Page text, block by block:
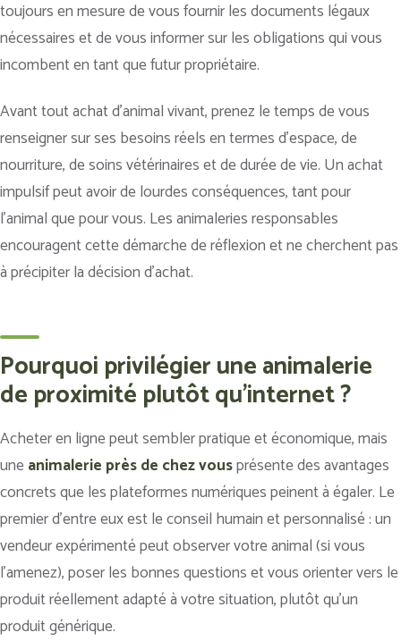
toujours en mesure de vous fournir les documents légaux
nécessaires et de vous informer sur les obligations qui vous
incombent en tant que futur propriétaire.
Avant tout achat d’animal vivant, prenez le temps de vous
renseigner sur ses besoins réels en termes d’espace, de
nourriture, de soins vétérinaires et de durée de vie. Un achat
impulsif peut avoir de lourdes conséquences, tant pour
l’animal que pour vous. Les animaleries responsables
encouragent cette démarche de réflexion et ne cherchent pas
à précipiter la décision d’achat.
Pourquoi privilégier une animalerie
de proximité plutôt qu'internet ?
Acheter en ligne peut sembler pratique et économique, mais
uneanimalerie près de chez vousprésente des avantages
concrets que les plateformes numériques peinent à égaler. Le
premier d’entre eux est le conseil humain et personnalisé : un
vendeur expérimenté peut observer votre animal (si vous
l’amenez), poser les bonnes questions et vous orienter vers le
produit réellement adapté à votre situation, plutôt qu’un
produit générique.